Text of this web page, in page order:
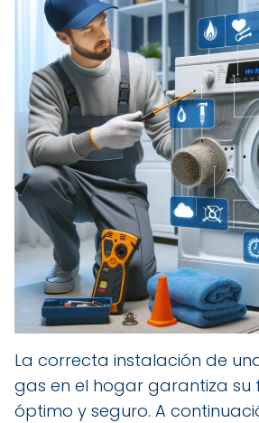
La correcta instalación de
gas en el hogar garantiza su
óptimo y seguro. A